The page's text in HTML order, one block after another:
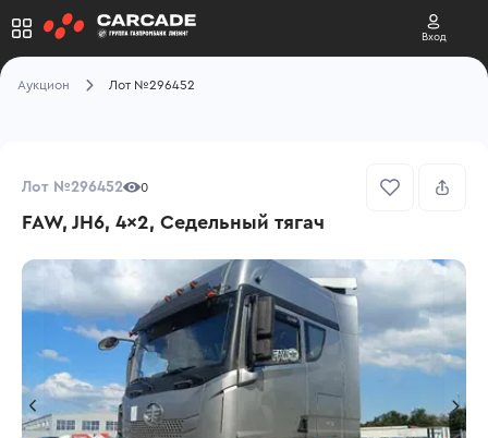
Вход
Аукцион Лот №296452
Лот №296452 0
FAW, JH6, 4x2, Седельный тягач